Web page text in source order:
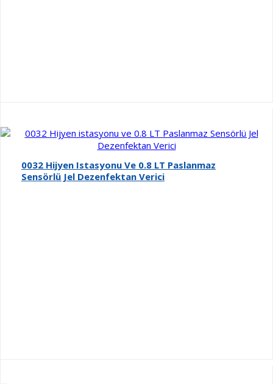
0032 Hijyen Istasyonu Ve 0.8 LT Paslanmaz
Sensörlü Jel Dezenfektan Verici